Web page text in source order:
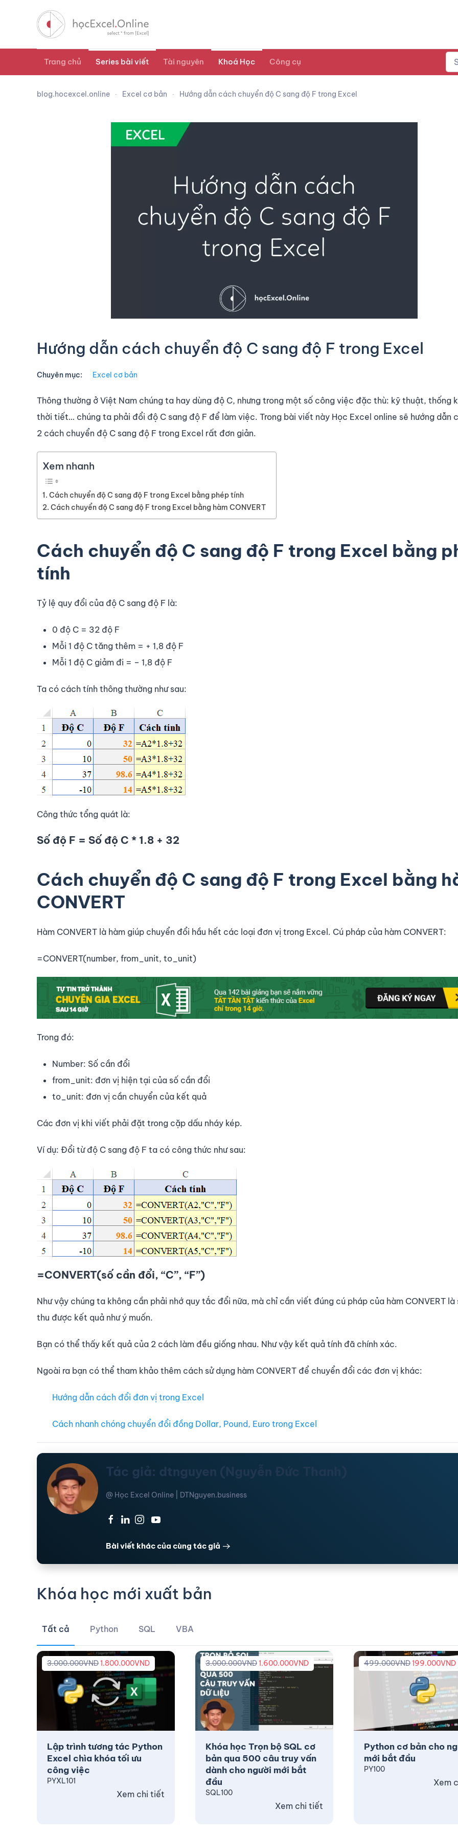
Trang chủ Series bài viết Tài nguyên Khoá Học Công cụ
blog.hocexcel.online Excel cơ bản Hướng dẫn cách chuyển độ C sang độ F trong Excel
Hướng dẫn cách chuyển độ C sang độ F trong Excel
Chuyên mục: Excel cơ bản
Thông thường ở Việt Nam chúng ta hay dùng độ C, nhưng trong một số công việc đặc thù: kỹ thuật, thống
thời tiết… chúng ta phải đổi độ C sang độ F để làm việc. Trong bài viết này Học Excel online sẽ hướng dẫn
2 cách chuyển độ C sang độ F trong Excel rất đơn giản.
Xem nhanh
Cách chuyển độ C sang độ F trong Excel bằng phép tính
Cách chuyển độ C sang độ F trong Excel bằng hàm CONVERT
Cách chuyển độ C sang độ F trong Excel bằng
tính
Tỷ lệ quy đổi của độ C sang độ F là:
0 độ C = 32 độ F
Mỗi 1 độ C tăng thêm = + 1,8 độ F
Mỗi 1 độ C giảm đi = – 1,8 độ F
Ta có cách tính thông thường như sau:
Công thức tổng quát là:
Số độ F = Số độ C * 1.8 + 32
Cách chuyển độ C sang độ F trong Excel bằng
CONVERT
Hàm CONVERT là hàm giúp chuyển đổi hầu hết các loại đơn vị trong Excel. Cú pháp của hàm CONVERT:
=CONVERT(number, from_unit, to_unit)
Trong đó:
Number: Số cần đổi
from_unit: đơn vị hiện tại của số cần đổi
to_unit: đơn vị cần chuyển của kết quả
Các đơn vị khi viết phải đặt trong cặp dấu nháy kép.
Ví dụ: Đổi từ độ C sang độ F ta có công thức như sau:
=CONVERT(số cần đổi, “C”, “F”)
Như vậy chúng ta không cần phải nhớ quy tắc đổi nữa, mà chỉ cần viết đúng cú pháp của hàm CONVERT là
thu được kết quả như ý muốn.
Bạn có thể thấy kết quả của 2 cách làm đều giống nhau. Như vậy kết quả tính đã chính xác.
Ngoài ra bạn có thể tham khảo thêm cách sử dụng hàm CONVERT để chuyển đổi các đơn vị khác:
Hướng dẫn cách đổi đơn vị trong Excel
Cách nhanh chóng chuyển đổi đồng Dollar, Pound, Euro trong Excel
Tác giả: dtnguyen (Nguyễn Đức Thanh)
@ Học Excel Online | DTNguyen.business
· · ·
Bài viết khác của cùng tác giả
Khóa học mới xuất bản
Tất cả Python SQL VBA
Lập trình tương tác Python
Excel chìa khóa tối ưu
công việc
3.000.000VND1.800.000VND
PYXL101
Xem chi tiết
Khóa học Trọn bộ SQL cơ
bản qua 500 câu truy vấn
dành cho người mới bắt
đầu
3.000.000VND1.600.000VND
SQL100
Xem chi tiết
Python cơ bản cho
mới bắt đầu
499.000VND199.000VND
PY100
Xem